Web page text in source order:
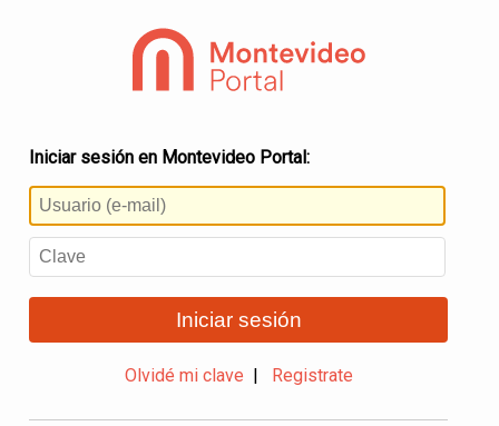
Iniciar sesión en Montevideo Portal:
Iniciar sesión
Olvidé mi clave Registrate